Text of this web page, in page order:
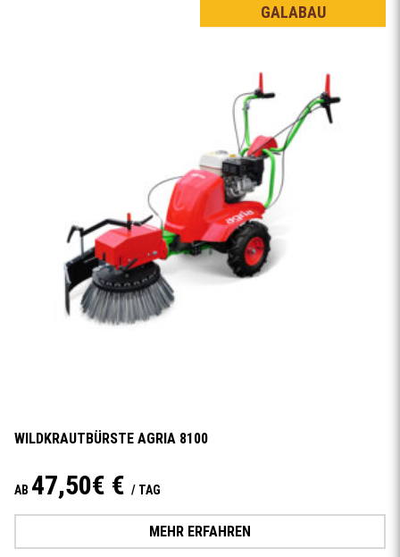
GALABAU
WILDKRAUTBÜRSTE AGRIA 8100
AB 47,50€ € / TAG
MEHR ERFAHREN